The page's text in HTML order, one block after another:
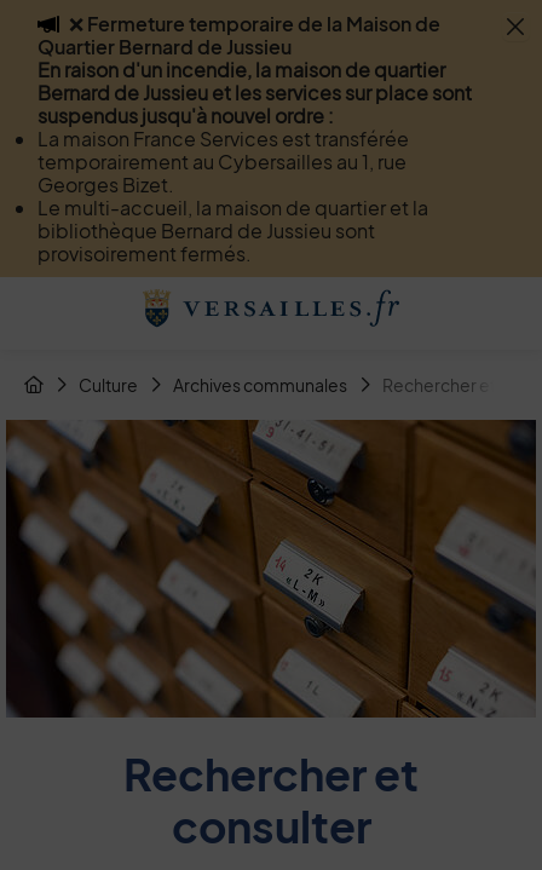
Flash info
❌ Fermeture temporaire de la Maison de
Quartier Bernard de Jussieu
En raison d'un incendie, la maison de quartier
Bernard de Jussieu et les services sur place sont
suspendus jusqu'à nouvel ordre :
La maison France Services est transférée
temporairement au Cybersailles au 1, rue
Georges Bizet.
Le multi-accueil, la maison de quartier et la
bibliothèque Bernard de Jussieu sont
provisoirement fermés.
Menu de raccourcis
Menu
Recherche
Page de contact
Contenu
Retour à l'accueil
Fil d'Arianne de la page
Page d'accueil du site
Culture Archives communales Rechercher et
Image d'illustration de Rechercher et consulter
Rechercher et
consulter